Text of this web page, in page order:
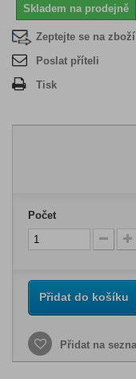
Skladem na prodejně
Zeptejte se na zboží
Poslat příteli
Tisk
Počet
Přidat do košíku
Přidat na